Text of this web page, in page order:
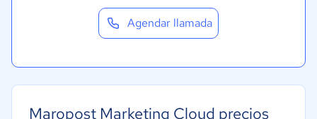
Agendar llamada
Maropost Marketing Cloud precios